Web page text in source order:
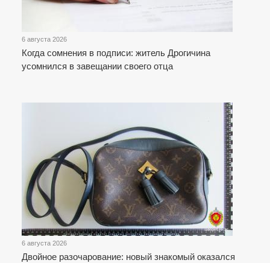
6 августа 2026
Когда сомнения в подписи: житель Дрогичина
усомнился в завещании своего отца
6 августа 2026
Двойное разочарование: новый знакомый оказался